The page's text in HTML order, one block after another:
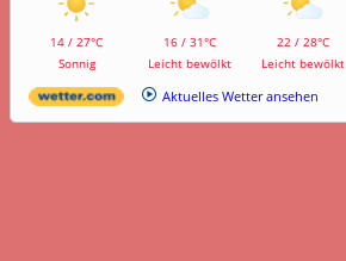
14 / 27°C
Sonnig
16 / 31°C
Leicht bewölkt
22 / 28°C
Leicht bewölkt
Aktuelles Wetter ansehen